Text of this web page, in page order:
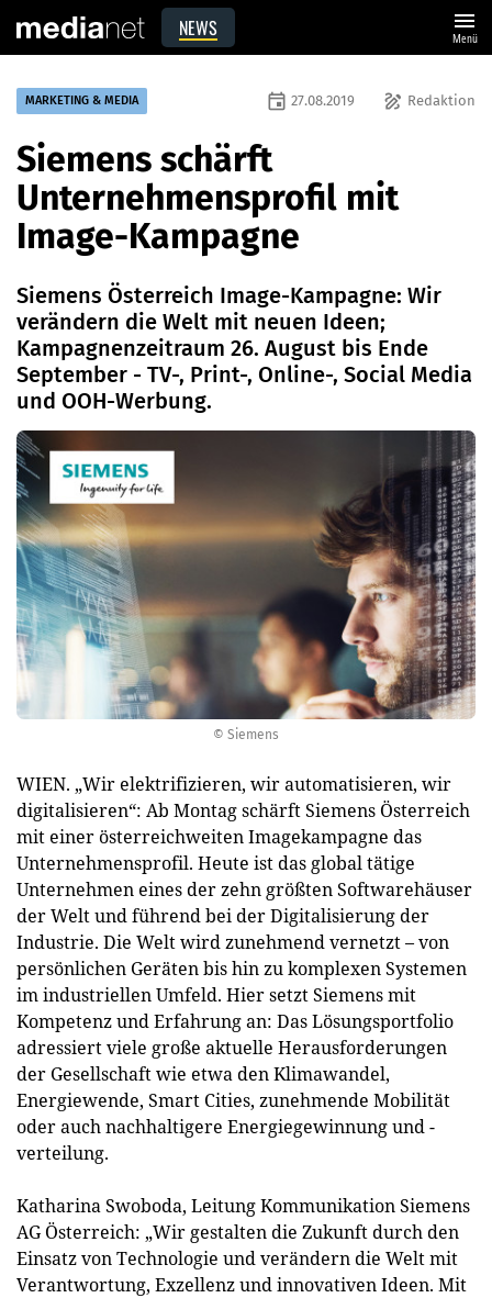
NEWS menu
Menü
© Siemens
MARKETING & MEDIA draw Redaktion
event 27.08.2019
Siemens schärft
Unternehmensprofil mit
Image-Kampagne
Siemens Österreich Image-Kampagne: Wir
verändern die Welt mit neuen Ideen;
Kampagnenzeitraum 26. August bis Ende
September - TV-, Print-, Online-, Social Media
und OOH-Werbung.
WIEN. „Wir elektrifizieren, wir automatisieren, wir
digitalisieren“: Ab Montag schärft Siemens Österreich
mit einer österreichweiten Imagekampagne das
Unternehmensprofil. Heute ist das global tätige
Unternehmen eines der zehn größten Softwarehäuser
der Welt und führend bei der Digitalisierung der
Industrie. Die Welt wird zunehmend vernetzt – von
persönlichen Geräten bis hin zu komplexen Systemen
im industriellen Umfeld. Hier setzt Siemens mit
Kompetenz und Erfahrung an: Das Lösungsportfolio
adressiert viele große aktuelle Herausforderungen
der Gesellschaft wie etwa den Klimawandel,
Energiewende, Smart Cities, zunehmende Mobilität
oder auch nachhaltigere Energiegewinnung und -
verteilung.
Katharina Swoboda, Leitung Kommunikation Siemens
AG Österreich: „Wir gestalten die Zukunft durch den
Einsatz von Technologie und verändern die Welt mit
Verantwortung, Exzellenz und innovativen Ideen. Mit